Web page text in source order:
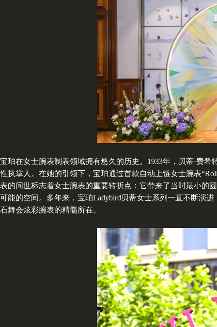
宝珀在女士腕表制表领域拥有悠久的历史。1933年，贝蒂·费
性执掌人。在她的引领下，宝珀通过首款自动上链女士腕表
表的问世标志着女士腕表的重要转折点：它带来了当时最小的
可能的空间。多年来，宝珀Ladybird贝蒂女士系列一直不断演
石舞会炫彩腕表的精髓所在。